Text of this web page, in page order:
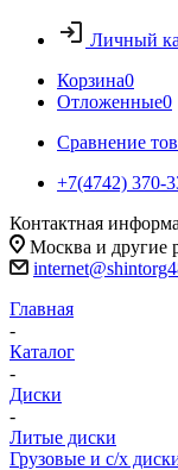
Личный
Корзина0
Отложенные0
Сравнение
+7(4742) 370-
Контактная
Москва и другие
Главная
-
Каталог
-
Диски
-
Литые диски
Грузовые и с/х